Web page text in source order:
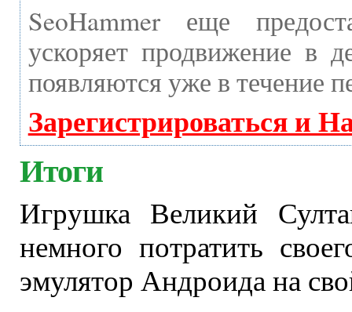
SeoHammer еще
ускоряет продвижение в
появляются уже в течение
Зарегистрироваться и
Итоги
Игрушка Великий
немного потратить
эмулятор Андроида на